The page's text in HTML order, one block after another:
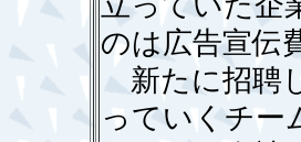
のは広告宣伝
新たに招聘
っていくチー